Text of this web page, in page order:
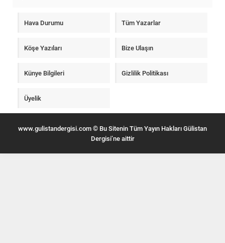
Hava Durumu Tüm Yazarlar
Köşe Yazıları Bize Ulaşın
Künye Bilgileri Gizlilik Politikası
Üyelik
www.gulistandergisi.com © Bu Sitenin Tüm Yayın Hakları Gülistan
Dergisi’ne aittir